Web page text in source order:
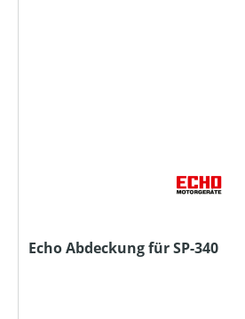
Echo Abdeckung für SP-340